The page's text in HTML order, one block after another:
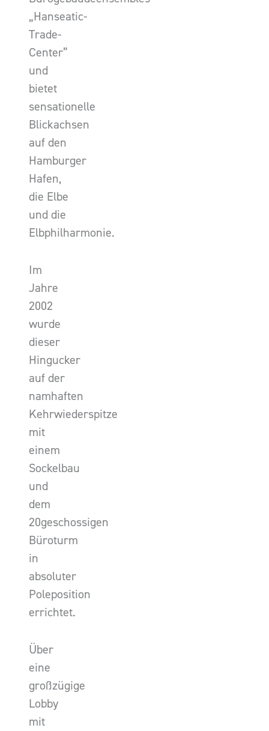
„Hanseatic-
Trade-
Center”
und
bietet
sensationelle
Blickachsen
auf den
Hamburger
Hafen,
die Elbe
und die
Elbphilharmonie.
Im
Jahre
2002
wurde
dieser
Hingucker
auf der
namhaften
Kehrwiederspitze
mit
einem
Sockelbau
und
dem
20geschossigen
Büroturm
in
absoluter
Poleposition
errichtet.
Über
eine
großzügige
Lobby
mit